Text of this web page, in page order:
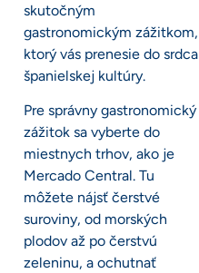
skutočným
gastronomickým zážitkom,
ktorý vás prenesie do srdca
španielskej kultúry.
Pre správny gastronomický
zážitok sa vyberte do
miestnych trhov, ako je
Mercado Central. Tu
môžete nájsť čerstvé
suroviny, od morských
plodov až po čerstvú
zeleninu, a ochutnať